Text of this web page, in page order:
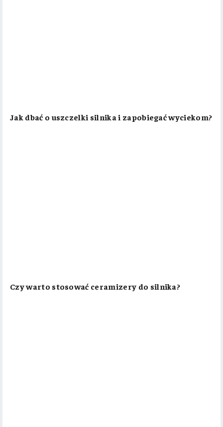
Jak dbać o uszczelki silnika i zapobiegać wyciekom?
Czy warto stosować ceramizery do silnika?